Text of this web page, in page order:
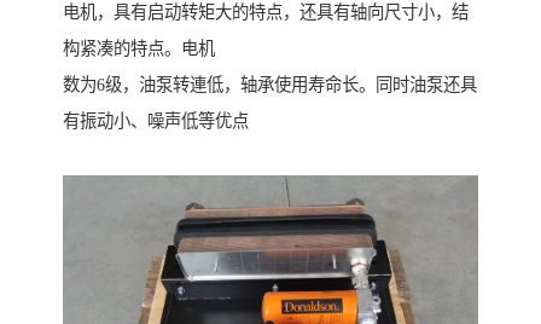
电机，具有启动转矩大的特点，还具有轴向尺寸小，结
构紧凑的特点。电机
数为6级，油泵转連低，轴承使用寿命长。同时油泵还具
有振动小、噪声低等优点